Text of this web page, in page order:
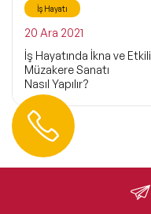
İş Hayatı
20 Ara 2021
İş Hayatında İkna ve Etkili
Müzakere Sanatı
Nasıl Yapılır?
Hemen Ulaşın